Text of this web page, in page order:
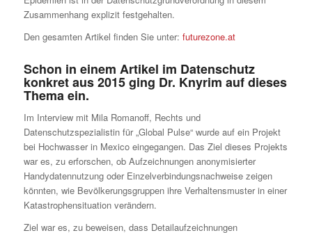
Zusammenhang explizit festgehalten.
Den gesamten Artikel finden Sie unter: futurezone.at
Schon in einem Artikel im Datenschutz
konkret aus 2015 ging Dr. Knyrim auf dieses
Thema ein.
Im Interview mit Mila Romanoff, Rechts und
Datenschutzspezialistin für „Global Pulse“ wurde auf ein Projekt
bei Hochwasser in Mexico eingegangen. Das Ziel dieses Projekts
war es, zu erforschen, ob Aufzeichnungen anonymisierter
Handydatennutzung oder Einzelverbindungsnachweise zeigen
könnten, wie Bevölkerungsgruppen ihre Verhaltensmuster in einer
Katastrophensituation verändern.
Ziel war es, zu beweisen, dass Detailaufzeichnungen